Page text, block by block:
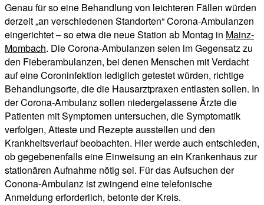
Genau für so eine Behandlung von leichteren Fällen würden
derzeit „an verschiedenen Standorten“ Corona-Ambulanzen
eingerichtet – so etwa die neue Station ab Montag in Mainz-
Mombach. Die Corona-Ambulanzen seien im Gegensatz zu
den Fieberambulanzen, bei denen Menschen mit Verdacht
auf eine Coroninfektion lediglich getestet würden, richtige
Behandlungsorte, die die Hausarztpraxen entlasten sollen. In
der Corona-Ambulanz sollen niedergelassene Ärzte die
Patienten mit Symptomen untersuchen, die Symptomatik
verfolgen, Atteste und Rezepte ausstellen und den
Krankheitsverlauf beobachten. Hier werde auch entschieden,
ob gegebenenfalls eine Einweisung an ein Krankenhaus zur
stationären Aufnahme nötig sei. Für das Aufsuchen der
Conona-Ambulanz ist zwingend eine telefonische
Anmeldung erforderlich, betonte der Kreis.